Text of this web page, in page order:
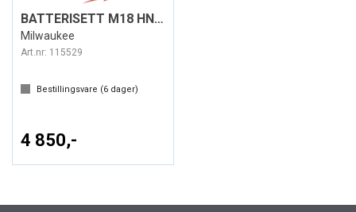
BATTERISETT M18 HNRG-552
Milwaukee
Art.nr: 115529
Bestillingsvare (6 dager)
4 850,-